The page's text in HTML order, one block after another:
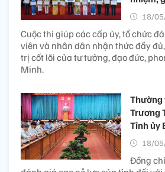
18/
Cuộc thi giúp các cấp ủy, tổ chức
viên và nhân dân nhận thức đầy
trị cốt lõi của tư tưởng, đạo đức,
Minh.
Thường
Trương
Tỉnh ủy
18/
Đồng